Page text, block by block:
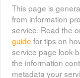
This page is
from information
service. Read the
guide for tips on
service page look
the information
metadata your